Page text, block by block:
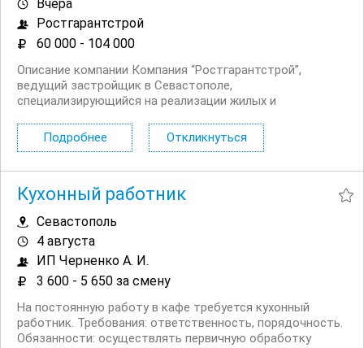
Вчера
Ростгарантстрой
60 000 - 104 000
Описание компании Компания “Ростгарантстрой”,
ведущий застройщик в Севастополе,
специализирующийся на реализации жилых и
подсобных рабочих. Мы ценим профессионализм,
надежность и стремление к качественному выполнению
Подробнее Откликнуться
Кухонный работник
Севастополь
4 августа
ИП Черненко А. И.
3 600 - 5 650 за смену
На постоянную работу в кафе требуется кухонный
работник. Требования: ответственность, порядочность.
Обязанности: осуществлять первичную обработку